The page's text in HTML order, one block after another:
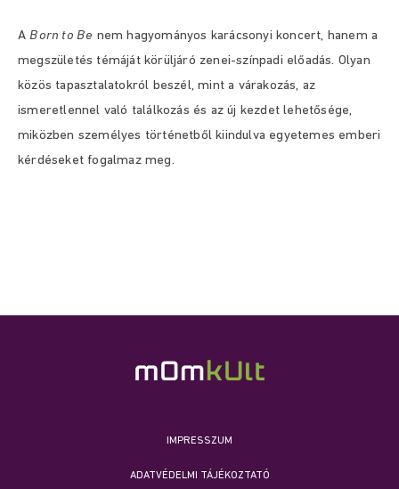
ABorn to Be nem hagyományos karácsonyi koncert, hanem a
megszületés témáját körüljáró zenei-színpadi előadás. Olyan
közös tapasztalatokról beszél, mint a várakozás, az
ismeretlennel való találkozás és az új kezdet lehetősége,
miközben személyes történetből kiindulva egyetemes emberi
kérdéseket fogalmaz meg.
IMPRESSZUM
ADATVÉDELMI TÁJÉKOZTATÓ